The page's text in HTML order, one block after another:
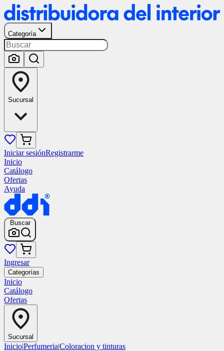
Categoría
Sucursal
Iniciar sesiónRegistrarme
Inicio
Catálogo
Ofertas
Ayuda
Buscar
Ingresar
Categorías
Inicio
Catálogo
Ofertas
Sucursal
Inicio|Perfumeria|Coloracion y tinturas